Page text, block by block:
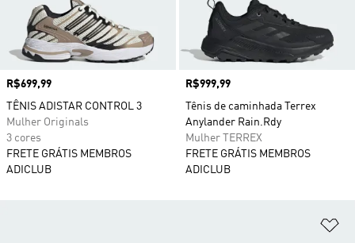
Preço
R$699,99
TÊNIS ADISTAR CONTROL 3
Mulher Originals
3 cores
FRETE GRÁTIS MEMBROS
ADICLUB
Preço
R$999,99
Tênis de caminhada Terrex
Anylander Rain.Rdy
Mulher TERREX
FRETE GRÁTIS MEMBROS
ADICLUB